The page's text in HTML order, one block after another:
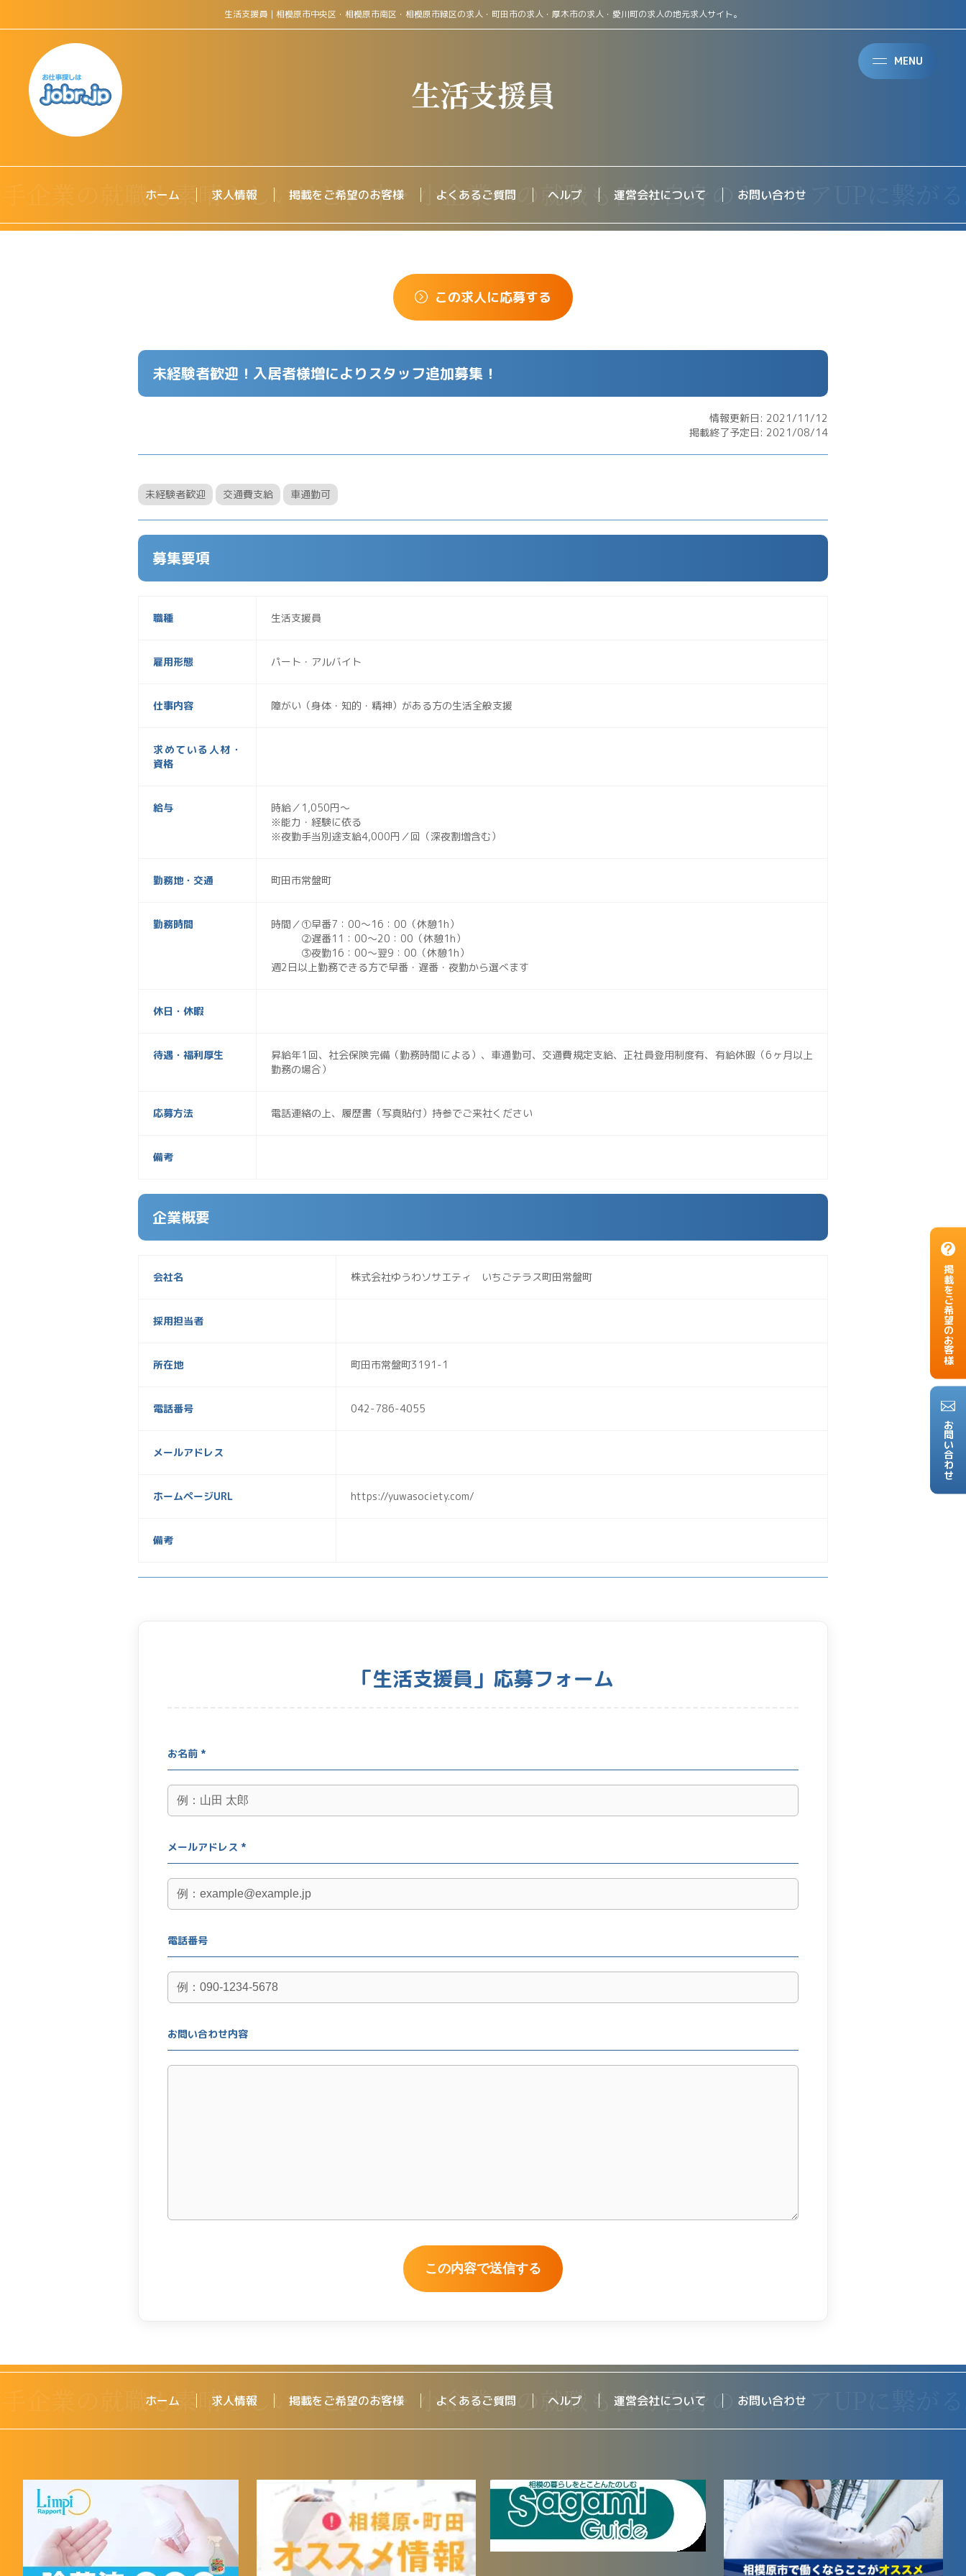
MENU
掲載をご希望のお客様
お問い合わせ
生活支援員｜相模原市中央区・相模原市南区・相模原市緑区の求人・町田市の求人・厚木市の求人・愛川町の求人の地元求人サイト。
生活支援員
ホーム 求人情報 掲載をご希望のお客様 よくあるご質問 ヘルプ 運営会社について お問い合わせ
この求人に応募する
未経験者歓迎！入居者様増によりスタッフ追加募集！
情報更新日: 2021/11/12
掲載終了予定日: 2021/08/14
未経験者歓迎 交通費支給 車通勤可
募集要項
職種 生活支援員
雇用形態 パート・アルバイト
仕事内容 障がい（身体・知的・精神）がある方の生活全般支援
求めている人材・
資格
給与
時給／1,050円〜
※能力・経験に依る
※夜勤手当別途支給4,000円／回（深夜割増含む）
勤務地・交通 町田市常盤町
勤務時間
時間／①早番7：00〜16：00（休憩1h）
②遅番11：00〜20：00（休憩1h）
③夜勤16：00〜翌9：00（休憩1h）
週2日以上勤務できる方で早番・遅番・夜勤から選べます
休日・休暇
待遇・福利厚生
昇給年1回、社会保険完備（勤務時間による）、車通勤可、交通費規定支給、正社員登用制度有、有給休暇（6ヶ月以上
勤務の場合）
応募方法 電話連絡の上、履歴書（写真貼付）持参でご来社ください
備考
企業概要
会社名 株式会社ゆうわソサエティ いちごテラス町田常盤町
採用担当者
所在地 町田市常盤町3191-1
電話番号 042-786-4055
メールアドレス
ホームページURL https://yuwasociety.com/
備考
「生活支援員」応募フォーム
お名前 *
メールアドレス *
電話番号
お問い合わせ内容
ホーム 求人情報 掲載をご希望のお客様 よくあるご質問 ヘルプ 運営会社について お問い合わせ